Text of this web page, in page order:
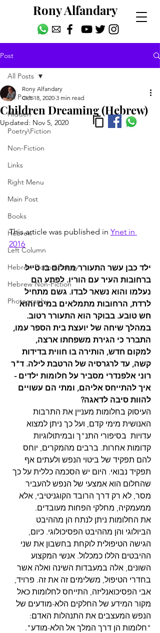
Rony Alfandary
Post
All Posts
Hidden
Poetry\Fiction
Non-Fiction
Links
Right Menu
Main Post
Books
Hebrew
Left Column
Hebrew Fiction\Poetry
Hebrew Non-Fiction
Photography
All Posts
Children Dreaming (Hebrew)
Rony Alfandary
Oct 18, 2020 3 min read
Updated: Nov 5, 2020
This article was published in Ynet in
2016
ילד כבן עשר התעורר מחלום בו טייל
ברחובות העיר עם הוריו. לפתע הם
נעלמו והוא נשאר לבדו. גשם מתחיל
לרדת, הרחובות מתמלאים במים והוא
חש טובע. בבוקר הוא התעורר רטוב.
במהלך שיחה של יועצת בית הספר עמו,
התברר כי הגירת משפחתו ארצה,
למקום חדש, הותירה בו חווית בדידות
קשה, עד לרגרסיה של הרטבת לילה. ד"ר
רוני אלפנדרי מסביר על חלומות ילדים -
איך להתייחס אליהם, ומתי הם עשויים
להוות סיבה לדאגה?
העיסוק בחלומות מעניין את התרבות
האנושית מימי קדם, ועל כך ניתן למצוא
עדויות  בסיפורי התנ"ך ובמיתולוגיות
קדומות אחרות. ברבים מהמקרים, יוחס
להם תפקיד של ביטוי הנפש ולעתים אף
תפקיד נבואי. היום יש הסכמה כללית על כך
שהחלום הוא אמצעי של הנפש להעביר
מסר, לא רק דרך הרובד הקוגניטיבי, אלא
ממעמקיה, מחלקי הפחות מעובדים.
את החלומות ניתן לנתח הן מההיבט
הביולוגי והן מההיבט הפסיכולוגי. כיום,
הגישה הטיפולית לוקחת בחשבון את שני
ההיבטים הללו כמכלול. אנשי המקצוע
השונים, אלה במעבדות השינה ואלה אשר
בחדרי הטיפול, משלימים זה את זה. פרויד,
אבי הפסיכואנליזה, התייחס לחלומות כאל
מקור המידע של החלקים הלא-מודעים של
הנפש המעצבים את התנהלות האדם:
"חלומות הן דרך המלך אל הלא-מודע".